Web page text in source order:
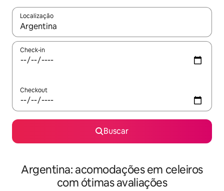
Localização
Quando os resultados estiverem disponíveis, explore-os
Check-in
Checkout
Buscar
Argentina: acomodações em celeiros
com ótimas avaliações